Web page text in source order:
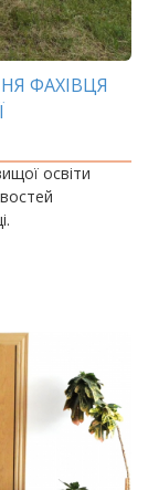
ФАХІВЦЯ
освіти